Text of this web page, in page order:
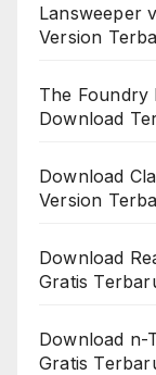
Lansweeper
Version
The Foundry
Download
Download
Version
Download
Gratis
Download n-
Gratis